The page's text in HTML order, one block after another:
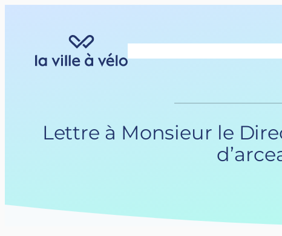
Lettre à Monsieur le